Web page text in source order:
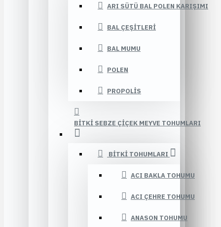
ARI SÜTÜ BAL POLEN KARIŞIMI
BAL ÇEŞITLERI
BAL MUMU
POLEN
PROPOLIS
BITKI SEBZE ÇIÇEK MEYVE TOHUMLARI
BITKI TOHUMLARI
ACI BAKLA TOHUMU
ACI ÇEHRE TOHUMU
ANASON TOHUMU